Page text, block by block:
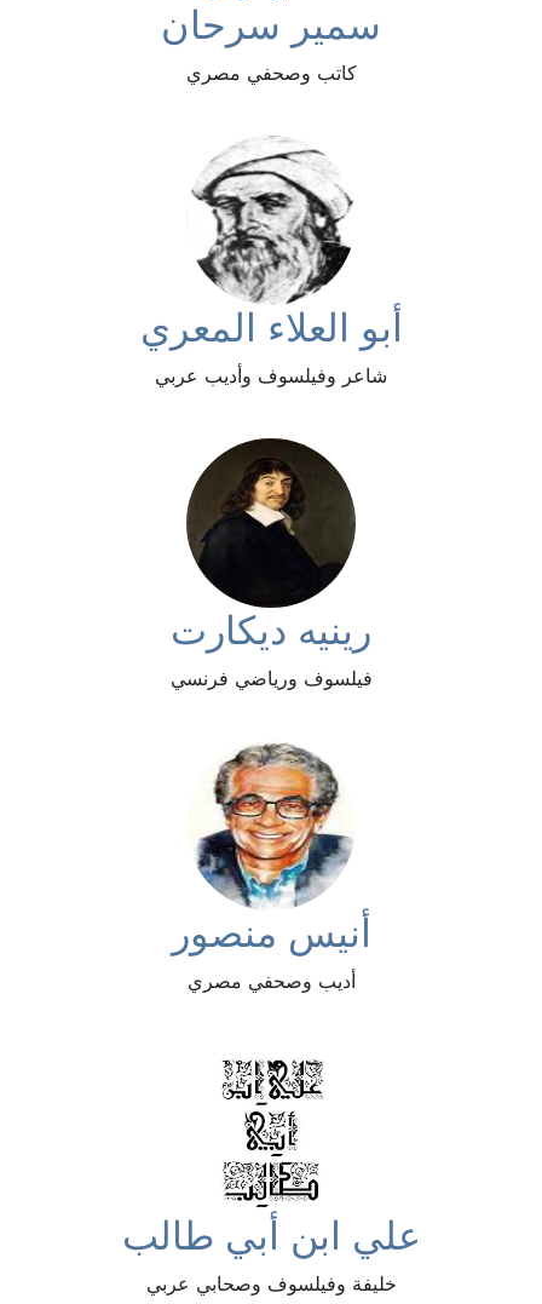
سمير سرحان
كاتب وصحفي مصري
أبو العلاء المعري
شاعر وفيلسوف وأديب عربي
رينيه ديكارت
فيلسوف ورياضي فرنسي
أنيس منصور
أديب وصحفي مصري
علي ابن أبي طالب
خليفة وفيلسوف وصحابي عربي